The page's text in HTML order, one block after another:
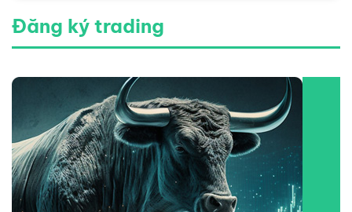
Đăng ký trading